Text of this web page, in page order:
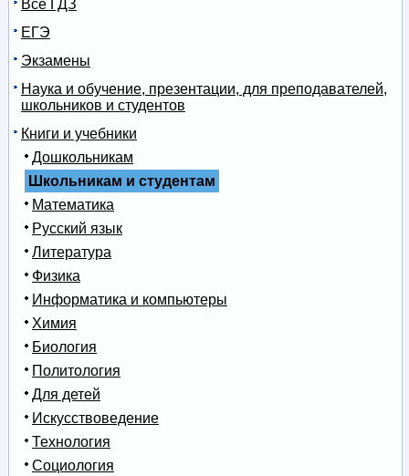
Все ГДЗ
ЕГЭ
Экзамены
Наука и обучение, презентации, для преподавателей,
школьников и студентов
Книги и учебники
Дошкольникам
Школьникам и студентам
Математика
Русский язык
Литература
Физика
Информатика и компьютеры
Химия
Биология
Политология
Для детей
Искусствоведение
Технология
Социология